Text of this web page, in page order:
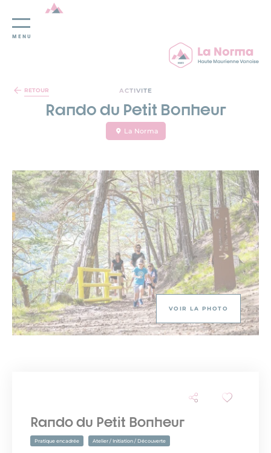
Panneau de gestion des cookies
MENU
RETOUR ACTIVITE
Rando du Petit Bonheur
La Norma
VOIR LA PHOTO
Rando du Petit Bonheur
Pratique encadrée Atelier / Initiation / Découverte